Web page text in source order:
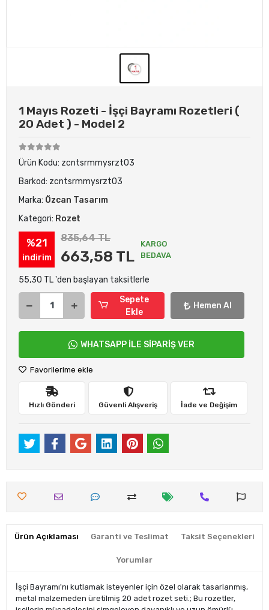
1 Mayıs Rozeti - İşçi Bayramı Rozetleri (
20 Adet ) - Model 2
Ürün Kodu: zcntsrmmysrzt03
Barkod: zcntsrmmysrzt03
Marka: Özcan Tasarım
Kategori: Rozet
%21
indirim
835,64 TL
663,58 TL
KARGO
BEDAVA
55,30 TL 'den başlayan taksitlerle
Sepete
Ekle
Hemen Al
WHATSAPP İLE SİPARİŞ VER
Favorilerime ekle
Hızlı Gönderi Güvenli Alışveriş İade ve Değişim
Ürün Açıklaması Garanti ve Teslimat Taksit Seçenekleri
Yorumlar
İşçi Bayramı'nı kutlamak isteyenler için özel olarak tasarlanmış,
metal malzemeden üretilmiş 20 adet rozet seti.; Bu rozetler,